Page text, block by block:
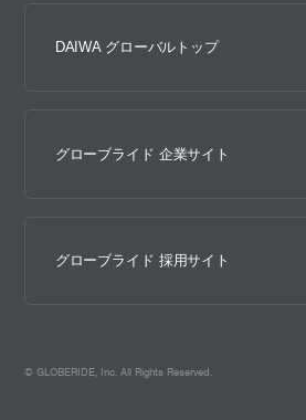
DAIWA グローバルトップ
グローブライド 企業サイト
グローブライド 採用サイト
© GLOBERIDE, Inc. All Rights Reserved.